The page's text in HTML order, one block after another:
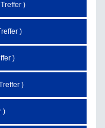
)
)
)
)
)